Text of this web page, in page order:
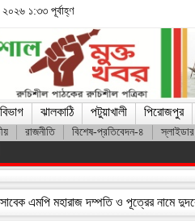
১:৩৩ পূর্বাহ্ণ
ঝালকাঠি পটুয়াখালী পিরোজপুর
রাজনীতি বিশেষ-প্রতিবেদন-৪
সঙ্গে দেশে ফিরতে চান সাকিব
এমপি মহারাজ দম্পতি ও পূত্রের নামে